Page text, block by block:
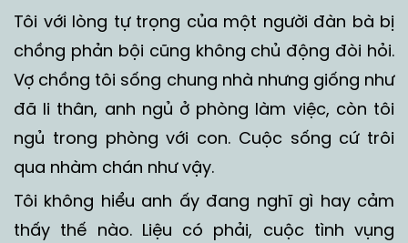
Tôi với lòng tự trọng của một người đàn bà bị
chồng phản bội cũng không chủ động đòi hỏi.
Vợ chồng tôi sống chung nhà nhưng giống như
đã li thân, anh ngủ ở phòng làm việc, còn tôi
ngủ trong phòng với con. Cuộc sống cứ trôi
qua nhàm chán như vậy.
Tôi không hiểu anh ấy đang nghĩ gì hay cảm
thấy thế nào. Liệu có phải, cuộc tình vụng